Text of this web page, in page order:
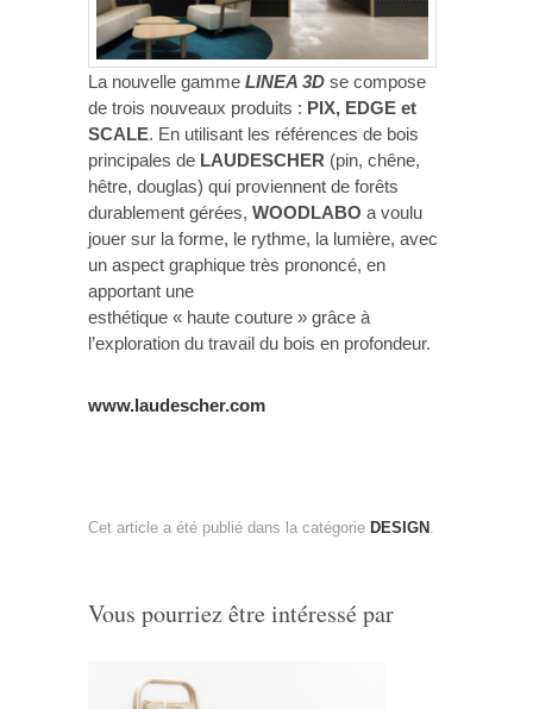
La nouvelle gamme LINEA 3D se compose
de trois nouveaux produits : PIX, EDGE et
SCALE. En utilisant les références de bois
principales de LAUDESCHER (pin, chêne,
hêtre, douglas) qui proviennent de forêts
durablement gérées, WOODLABO a voulu
jouer sur la forme, le rythme, la lumière, avec
un aspect graphique très prononcé, en
apportant une
esthétique « haute couture » grâce à
l’exploration du travail du bois en profondeur.
www.laudescher.com
Cet article a été publié dans la catégorie DESIGN .
Vous pourriez être intéressé par